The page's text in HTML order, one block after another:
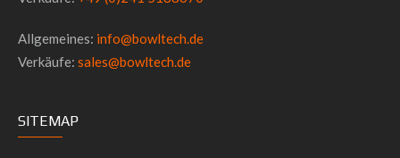
Allgemeines: info@bowltech.de
Verkäufe: sales@bowltech.de
SITEMAP